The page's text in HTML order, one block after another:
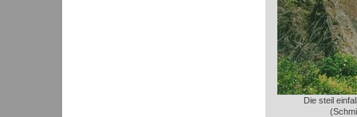
Die steil